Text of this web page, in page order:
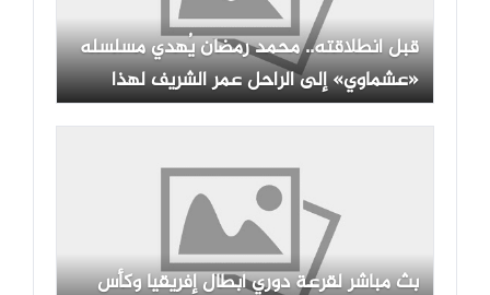
قبل انطلاقته.. محمد رمضان يُهدي مسلسله
«عشماوي» إلى الراحل عمر الشريف لهذا
السبب
بث مباشر لقرعة دوري أبطال إفريقيا وكأس